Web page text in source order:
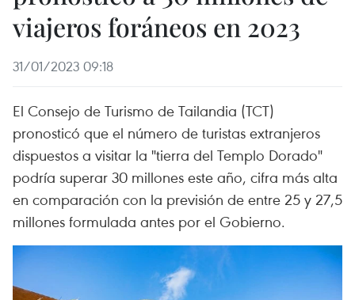
viajeros foráneos en 2023
31/01/2023 09:18
El Consejo de Turismo de Tailandia (TCT)
pronosticó que el número de turistas extranjeros
dispuestos a visitar la "tierra del Templo Dorado"
podría superar 30 millones este año, cifra más alta
en comparación con la previsión de entre 25 y 27,5
millones formulada antes por el Gobierno.